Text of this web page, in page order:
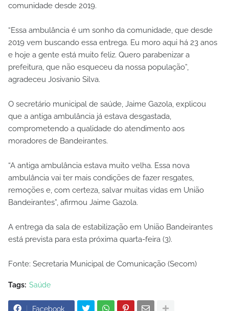
comunidade desde 2019.
“Essa ambulância é um sonho da comunidade, que desde
2019 vem buscando essa entrega. Eu moro aqui há 23 anos
e hoje a gente está muito feliz. Quero parabenizar a
prefeitura, que não esqueceu da nossa população”,
agradeceu Josivanio Silva.
O secretário municipal de saúde, Jaime Gazola, explicou
que a antiga ambulância já estava desgastada,
comprometendo a qualidade do atendimento aos
moradores de Bandeirantes.
“A antiga ambulância estava muito velha. Essa nova
ambulância vai ter mais condições de fazer resgates,
remoções e, com certeza, salvar muitas vidas em União
Bandeirantes”, afirmou Jaime Gazola.
A entrega da sala de estabilização em União Bandeirantes
está prevista para esta próxima quarta-feira (3).
Fonte: Secretaria Municipal de Comunicação (Secom)
Tags: Saúde
Facebook